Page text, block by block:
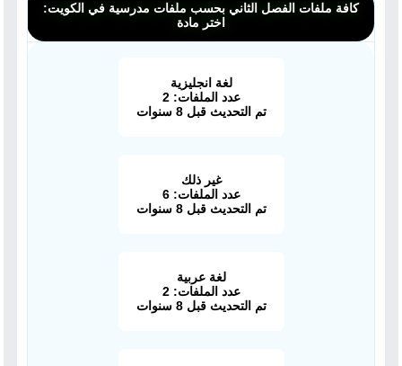
كافة ملفات الفصل الثاني بحسب ملفات مدرسية في الكويت:
اختر مادة
لغة انجليزية
عدد الملفات: 2
تم التحديث قبل 8 سنوات
غير ذلك
عدد الملفات: 6
تم التحديث قبل 8 سنوات
لغة عربية
عدد الملفات: 2
تم التحديث قبل 8 سنوات